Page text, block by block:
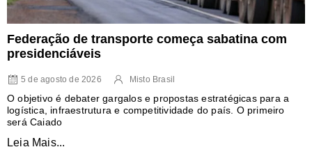
Federação de transporte começa sabatina com
presidenciáveis
5 de agosto de 2026 Misto Brasil
O objetivo é debater gargalos e propostas estratégicas para a
logística, infraestrutura e competitividade do país. O primeiro
será Caiado
Leia Mais...